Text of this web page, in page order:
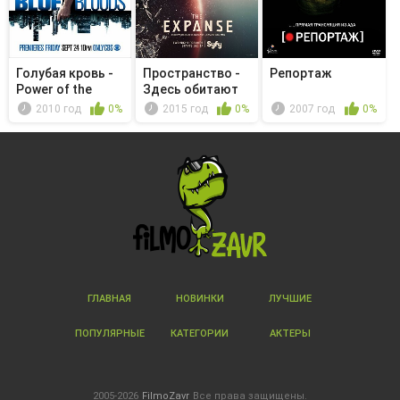
Голубая кровь -
Power of the
Press2010 год 0%
Пространство -
Здесь обитают
драконы
2015 год 0%
Репортаж
2007 год 0%
ГЛАВНАЯ НОВИНКИ ЛУЧШИЕ
ПОПУЛЯРНЫЕ КАТЕГОРИИ АКТЕРЫ
2005-2026 FilmoZavr Все права защищены.